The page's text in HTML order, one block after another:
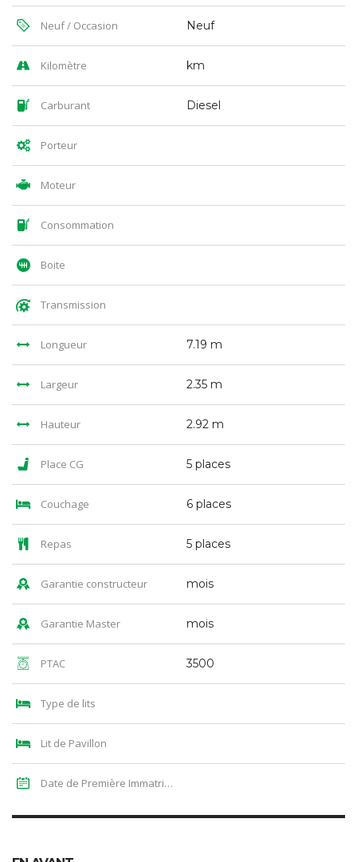
Neuf / Occasion Neuf
Kilomètre km
Carburant Diesel
Porteur
Moteur
Consommation
Boite
Transmission
Longueur 7.19 m
Largeur 2.35 m
Hauteur 2.92 m
Place CG 5 places
Couchage 6 places
Repas 5 places
Garantie constructeur mois
Garantie Master mois
PTAC 3500
Type de lits
Lit de Pavillon
Date de Première Immatriculation